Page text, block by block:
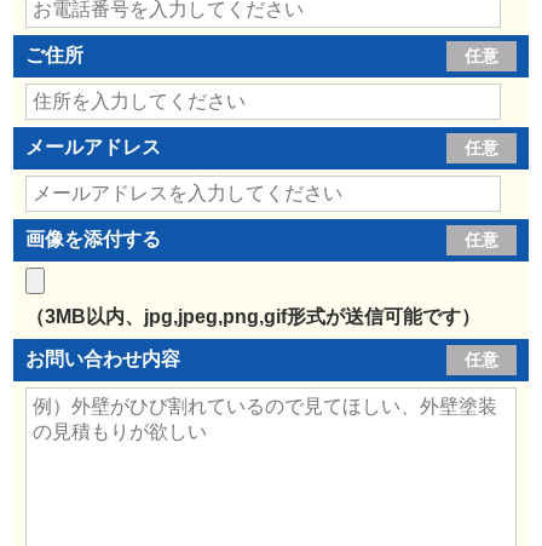
ご住所 任意
メールアドレス 任意
画像を添付する 任意
（3MB以内、jpg,jpeg,png,gif形式が送信可能です）
お問い合わせ内容 任意